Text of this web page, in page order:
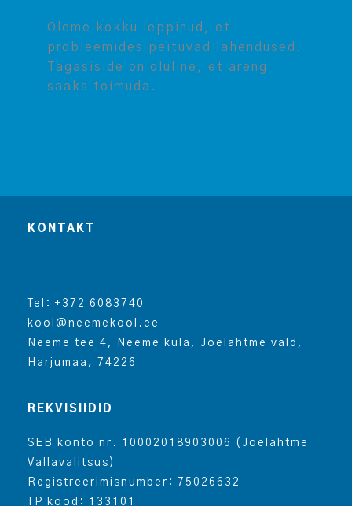
Oleme kokku leppinud, et
probleemides peituvad lahendused.
Tagasiside on oluline, et areng
saaks toimuda.
KONTAKT
Tel: +372 6083740
kool@neemekool.ee
Neeme tee 4, Neeme küla, Jõelähtme vald,
Harjumaa, 74226
REKVISIIDID
SEB konto nr. 10002018903006 (Jõelähtme
Vallavalitsus)
Registreerimisnumber: 75026632
TP kood: 133101